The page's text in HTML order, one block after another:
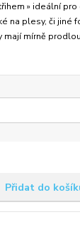
» ideální pro
na plesy, či jiné
mají mírně
Přidat do